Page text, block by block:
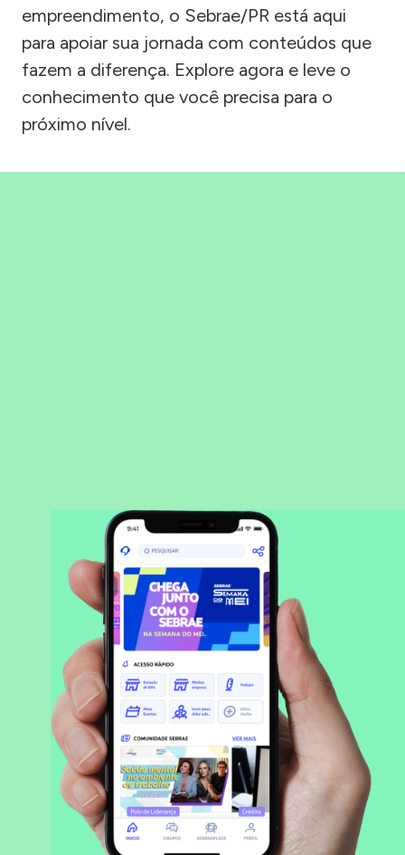
empreendimento, o Sebrae/PR está aqui
para apoiar sua jornada com conteúdos que
fazem a diferença. Explore agora e leve o
conhecimento que você precisa para o
próximo nível.